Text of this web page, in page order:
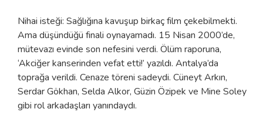
Nihai isteği: Sağlığına kavuşup birkaç film çekebilmekti.
Ama düşündüğü finali oynayamadı. 15 Nisan 2000’de,
mütevazı evinde son nefesini verdi. Ölüm raporuna,
‘Akciğer kanserinden vefat etti!’ yazıldı. Antalya’da
toprağa verildi. Cenaze töreni sadeydi. Cüneyt Arkın,
Serdar Gökhan, Selda Alkor, Güzin Özipek ve Mine Soley
gibi rol arkadaşları yanındaydı.